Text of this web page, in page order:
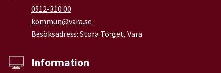
0512-310 00
kommun@vara.se
Besöksadress: Stora Torget, Vara
Information